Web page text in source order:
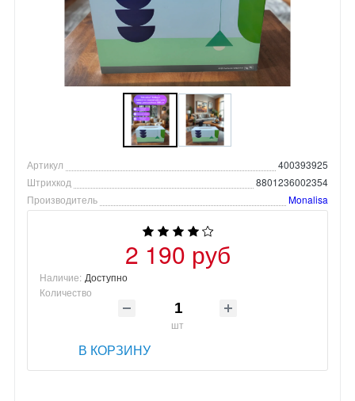
Артикул
400393925
Штрихкод
8801236002354
Производитель
Monalisa
2 190 руб
Наличие: Доступно
Количество
шт
В КОРЗИНУ